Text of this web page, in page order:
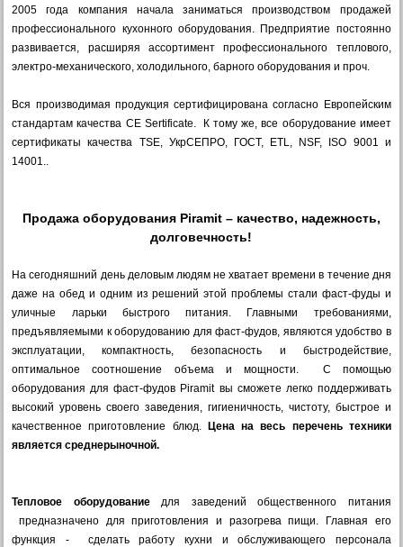
2005 года компания начала заниматься производством продажей
профессионального кухонного оборудования. Предприятие постоянно
развивается, расширяя ассортимент профессионального теплового,
электро-механического, холодильного, барного оборудования и проч.
Вся производимая продукция сертифицирована согласно Европейским
стандартам качества СЕ Sertificate. К тому же, все оборудование имеет
сертификаты качества TSE, УкрСЕПРО, ГОСТ, ETL, NSF, ISO 9001 и
14001..
Продажа оборудования Piramit – качество, надежность,
долговечность!
На сегодняшний день деловым людям не хватает времени в течение дня
даже на обед и одним из решений этой проблемы стали фаст-фуды и
уличные ларьки быстрого питания. Главными требованиями,
предъявляемыми к оборудованию для фаст-фудов, являются удобство в
эксплуатации, компактность, безопасность и быстродействие,
оптимальное соотношение объема и мощности. С помощью
оборудования для фаст-фудов Piramit вы сможете легко поддерживать
высокий уровень своего заведения, гигиеничность, чистоту, быстрое и
качественное приготовление блюд.
Цена на весь перечень техники
является среднерыночной.
Тепловое оборудованиедля заведений общественного питания
предназначено для приготовления и разогрева пищи. Главная его
функция - сделать работу кухни и обслуживающего персонала